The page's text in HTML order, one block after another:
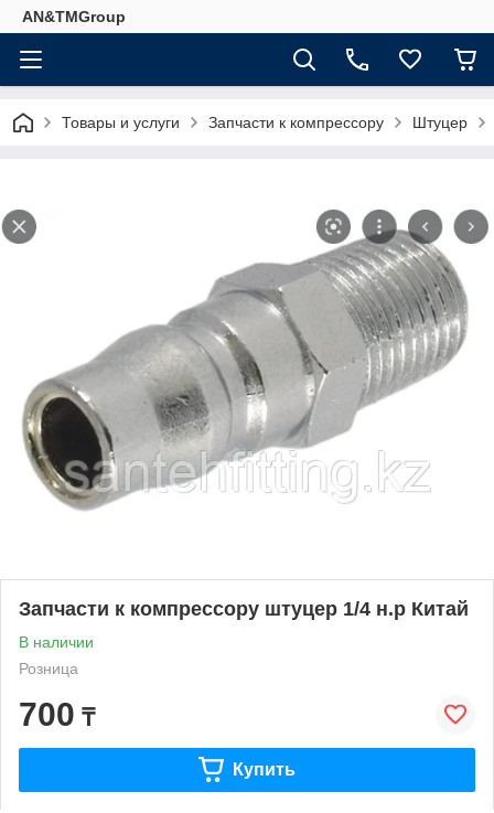
AN&TMGroup
Товары и услуги Запчасти к компрессору Штуцер
Запчасти к компрессору штуцер 1/4 н.р Китай
В наличии
Розница
700 ₸
Купить